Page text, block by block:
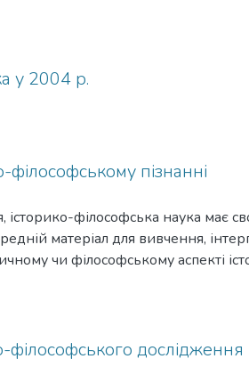
семінару - науковців
— методологічні проблеми
не тільки для фахівців,
а й для широкого кола
у 2004 р.
пізнанні
історико-філософська наука має
матеріал для вивчення,
чи філософському аспекті
як поступальний рух до
вільного співрозмовника, - у своїх
приречений апелювати до
дослідження